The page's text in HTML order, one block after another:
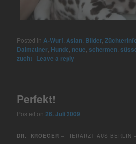
Posted in A-Wurf Aslan Bilder ,
Dalmatiner Hunde neue ,schermen ,
zucht | Leave a reply
Perfekt!
Posted on26. Juli 2009
DR. KROEGER– TIERARZT AUS BERLIN